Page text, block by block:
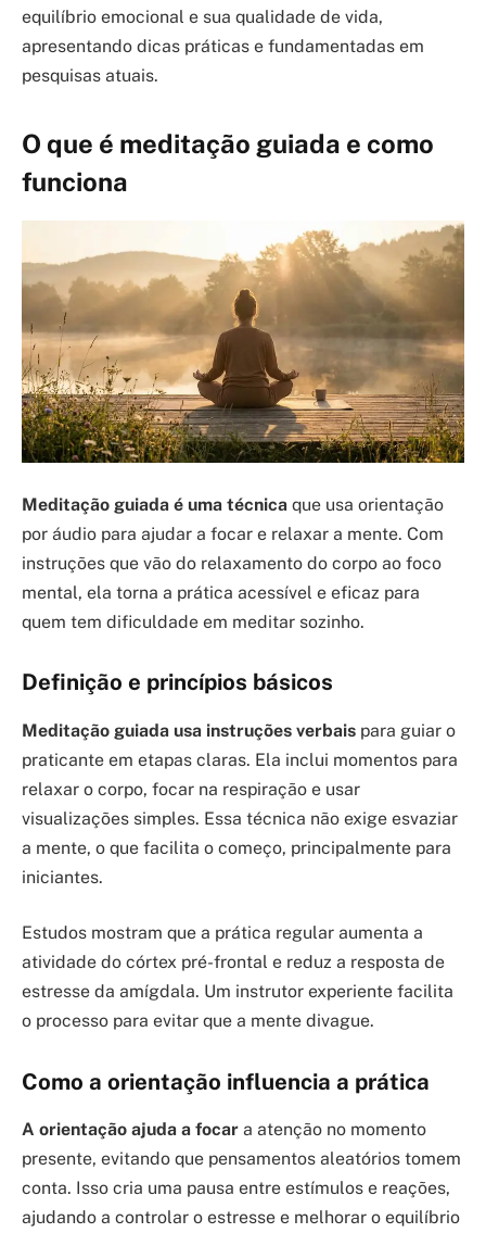
equilíbrio emocional e sua qualidade de vida,
apresentando dicas práticas e fundamentadas em
pesquisas atuais.
O que é meditação guiada e como
funciona
Meditação guiada é uma técnica que usa orientação
por áudio para ajudar a focar e relaxar a mente. Com
instruções que vão do relaxamento do corpo ao foco
mental, ela torna a prática acessível e eficaz para
quem tem dificuldade em meditar sozinho.
Definição e princípios básicos
Meditação guiada usa instruções verbais para guiar o
praticante em etapas claras. Ela inclui momentos para
relaxar o corpo, focar na respiração e usar
visualizações simples. Essa técnica não exige esvaziar
a mente, o que facilita o começo, principalmente para
iniciantes.
Estudos mostram que a prática regular aumenta a
atividade do córtex pré-frontal e reduz a resposta de
estresse da amígdala. Um instrutor experiente facilita
o processo para evitar que a mente divague.
Como a orientação influencia a prática
A orientação ajuda a focar a atenção no momento
presente, evitando que pensamentos aleatórios tomem
conta. Isso cria uma pausa entre estímulos e reações,
ajudando a controlar o estresse e melhorar o equilíbrio